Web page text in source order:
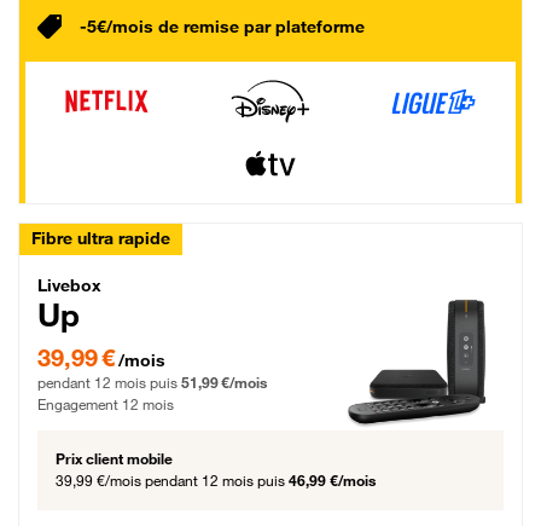
-5€/mois de remise par plateforme
Fibre ultra rapide
Livebox Up Fibre
Livebox
Up
39,99 € par mois pendant 12 mois puis 51,99 € par mois, Engagement 12 mois
39,99 €/mois
pendant 12 mois puis 51,99 €/mois
Engagement 12 mois
Prix client mobile
39,99 €/mois pendant 12 mois puis 46,99 €/mois